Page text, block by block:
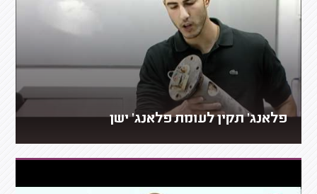
פלאנג' תקין לעומת פלאנג' ישן